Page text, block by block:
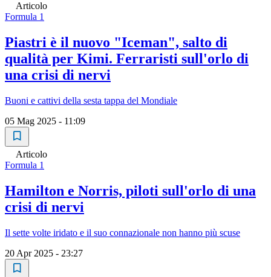
Articolo
Formula 1
Piastri è il nuovo "Iceman", salto di
qualità per Kimi. Ferraristi sull'orlo di
una crisi di nervi
Buoni e cattivi della sesta tappa del Mondiale
05 Mag 2025 - 11:09
Articolo
Formula 1
Hamilton e Norris, piloti sull'orlo di una
crisi di nervi
Il sette volte iridato e il suo connazionale non hanno più scuse
20 Apr 2025 - 23:27